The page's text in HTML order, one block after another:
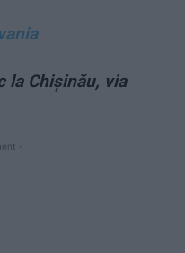
la Chișinău, via
-